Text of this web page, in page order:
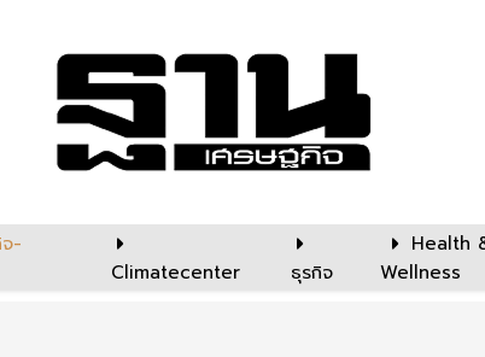
-
Climatecenter ธุรกิจ
Health
Wellness